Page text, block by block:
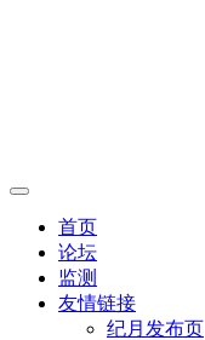
首页
论坛
监测
友情链接
纪月发布页